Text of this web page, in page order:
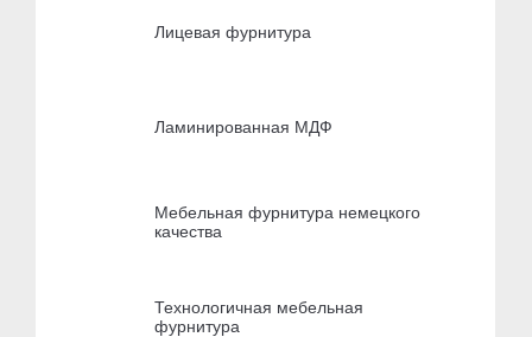
Лицевая фурнитура
Ламинированная МДФ
Мебельная фурнитура немецкого
качества
Технологичная мебельная
фурнитура